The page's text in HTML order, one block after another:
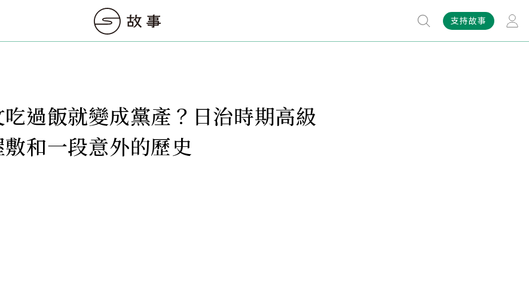
支持故事
吃過飯就變成黨產？日治時期高級
和一段意外的歷史